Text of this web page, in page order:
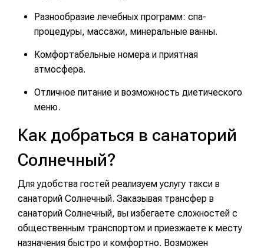
Разнообразие лечебных программ: спа-
процедуры, массажи, минеральные ванны.
Комфортабельные номера и приятная
атмосфера.
Отличное питание и возможность диетического
меню.
Как добраться в санаторий
Солнечный?
Для удобства гостей реализуем услугу такси в
санаторий Солнечный. Заказывая трансфер в
санаторий Солнечный, вы избегаете сложностей с
общественным транспортом и приезжаете к месту
назначения быстро и комфортно. Возможен